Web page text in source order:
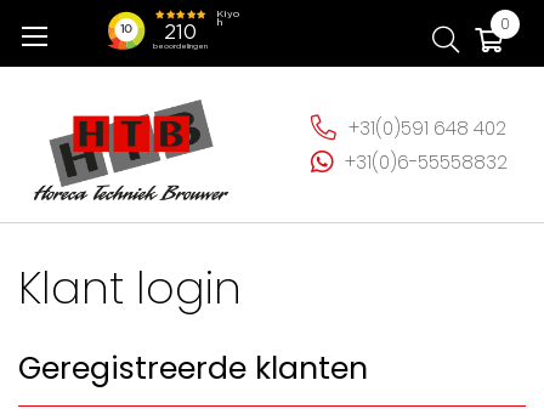
naar
0
+31(0)591 648 402
+31(0)6-55558832
Klant login
Geregistreerde klanten